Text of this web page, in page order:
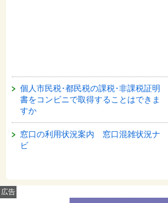
個人市民税･都民税の課税･非課税証明
書をコンビニで取得することはできま
すか
窓口の利用状況案内 窓口混雑状況ナ
ビ
広告